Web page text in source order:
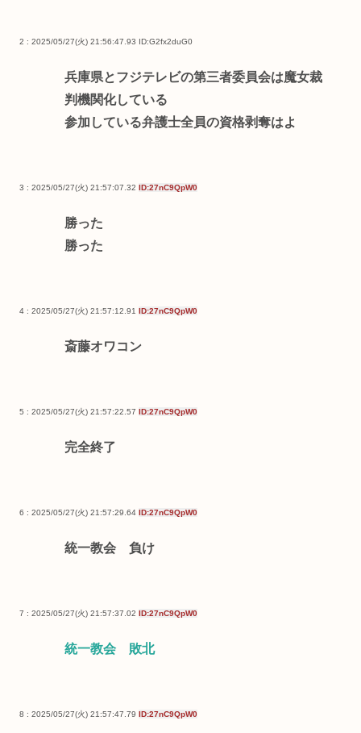
2 : 2025/05/27(火) 21:56:47.93 ID:G2fx2duG0
兵庫県とフジテレビの第三者委員会は魔女裁
判機関化している
参加している弁護士全員の資格剥奪はよ
3 : 2025/05/27(火) 21:57:07.32 ID:27nC9QpW0
勝った
勝った
4 : 2025/05/27(火) 21:57:12.91 ID:27nC9QpW0
斎藤オワコン
5 : 2025/05/27(火) 21:57:22.57 ID:27nC9QpW0
完全終了
6 : 2025/05/27(火) 21:57:29.64 ID:27nC9QpW0
統一教会 負け
7 : 2025/05/27(火) 21:57:37.02 ID:27nC9QpW0
統一教会 敗北
8 : 2025/05/27(火) 21:57:47.79 ID:27nC9QpW0